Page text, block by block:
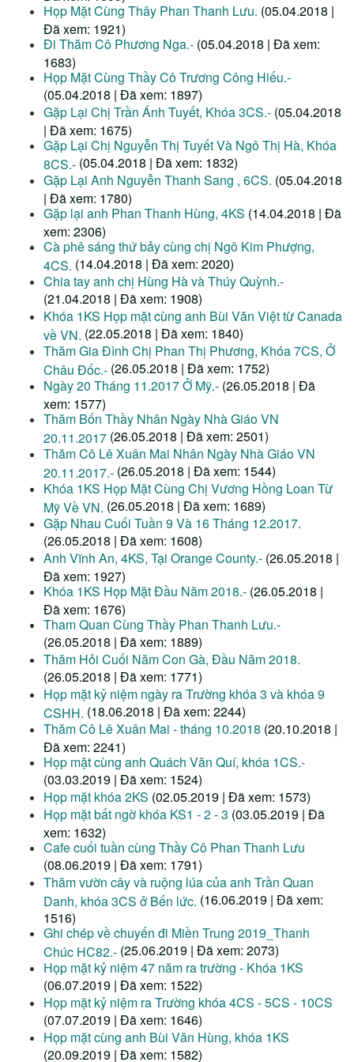
Họp Mặt Cùng Thây Phan Thanh Lưu. (05.04.2018 |
Đã xem: 1921)
Đi Thăm Cô Phương Nga.- (05.04.2018 | Đã xem:
1683)
Họp Mặt Cùng Thầy Cô Trương Công Hiếu.-
(05.04.2018 | Đã xem: 1897)
Gặp Lại Chị Trần Ánh Tuyết, Khóa 3CS.- (05.04.2018
| Đã xem: 1675)
Gặp Lại Chị Nguyễn Thị Tuyết Và Ngô Thị Hà, Khóa
8CS.- (05.04.2018 | Đã xem: 1832)
Gặp Lại Anh Nguyễn Thanh Sang , 6CS. (05.04.2018
| Đã xem: 1780)
Gặp lại anh Phan Thanh Hùng, 4KS (14.04.2018 | Đã
xem: 2306)
Cà phê sáng thứ bảy cùng chị Ngô Kim Phượng,
4CS. (14.04.2018 | Đã xem: 2020)
Chia tay anh chị Hùng Hà và Thúy Quỳnh.-
(21.04.2018 | Đã xem: 1908)
Khóa 1KS Họp mặt cùng anh Bùi Văn Việt từ Canada
về VN. (22.05.2018 | Đã xem: 1840)
Thăm Gia Đình Chị Phan Thị Phương, Khóa 7CS, Ở
Châu Đốc.- (26.05.2018 | Đã xem: 1752)
Ngày 20 Tháng 11.2017 Ở Mỹ.- (26.05.2018 | Đã
xem: 1577)
Thăm Bốn Thầy Nhân Ngày Nhà Giáo VN
20.11.2017 (26.05.2018 | Đã xem: 2501)
Thăm Cô Lê Xuân Mai Nhân Ngày Nhà Giáo VN
20.11.2017.- (26.05.2018 | Đã xem: 1544)
Khóa 1KS Họp Mặt Cùng Chị Vương Hồng Loan Từ
Mỹ Về VN. (26.05.2018 | Đã xem: 1689)
Gặp Nhau Cuối Tuần 9 Và 16 Tháng 12.2017.
(26.05.2018 | Đã xem: 1608)
Anh Vĩnh An, 4KS, Tại Orange County.- (26.05.2018 |
Đã xem: 1927)
Khóa 1KS Họp Mặt Đầu Năm 2018.- (26.05.2018 |
Đã xem: 1676)
Tham Quan Cùng Thầy Phan Thanh Lưu.-
(26.05.2018 | Đã xem: 1889)
Thăm Hỏi Cuối Năm Con Gà, Đầu Năm 2018.
(26.05.2018 | Đã xem: 1771)
Họp mặt kỷ niệm ngày ra Trường khóa 3 và khóa 9
CSHH. (18.06.2018 | Đã xem: 2244)
Thăm Cô Lê Xuân Mai - tháng 10.2018 (20.10.2018 |
Đã xem: 2241)
Họp mặt cùng anh Quách Văn Quí, khóa 1CS.-
(03.03.2019 | Đã xem: 1524)
Họp mặt khóa 2KS (02.05.2019 | Đã xem: 1573)
Họp mặt bất ngờ khóa KS1 - 2 - 3 (03.05.2019 | Đã
xem: 1632)
Cafe cuối tuần cùng Thầy Cô Phan Thanh Lưu
(08.06.2019 | Đã xem: 1791)
Thăm vườn cây và ruộng lúa của anh Trần Quan
Danh, khóa 3CS ở Bến lức. (16.06.2019 | Đã xem:
1516)
Ghi chép về chuyến đi Miền Trung 2019_Thanh
Chúc HC82.- (25.06.2019 | Đã xem: 2073)
Họp mặt kỷ niệm 47 năm ra trường - Khóa 1KS
(06.07.2019 | Đã xem: 1522)
Họp mặt kỷ niệm ra Trường khóa 4CS - 5CS - 10CS
(07.07.2019 | Đã xem: 1646)
Họp mặt cùng anh Bùi Văn Hùng, khóa 1KS
(20.09.2019 | Đã xem: 1582)